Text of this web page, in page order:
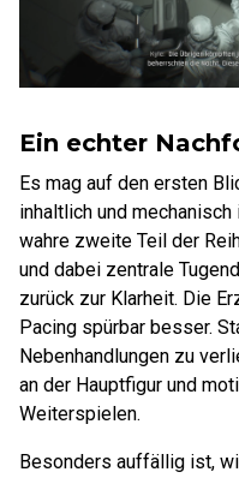
Ein echter
Es mag auf den ersten
inhaltlich und mechanisch
wahre zweite Teil der
und dabei zentrale
zurück zur Klarheit. Die
Pacing spürbar besser.
Nebenhandlungen zu
an der Hauptfigur und
Weiterspielen.
Besonders auffällig ist,